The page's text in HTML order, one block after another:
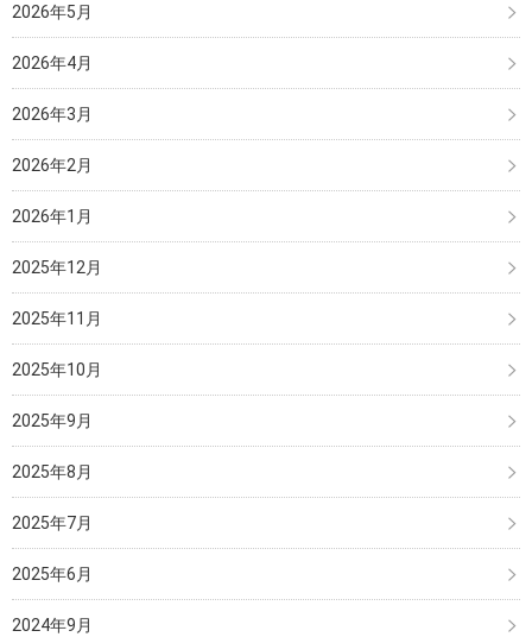
2026年5月
2026年4月
2026年3月
2026年2月
2026年1月
2025年12月
2025年11月
2025年10月
2025年9月
2025年8月
2025年7月
2025年6月
2024年9月